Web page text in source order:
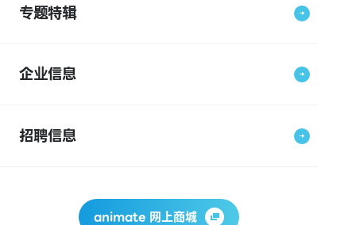
专题特辑
企业信息
招聘信息
animate 网上商城